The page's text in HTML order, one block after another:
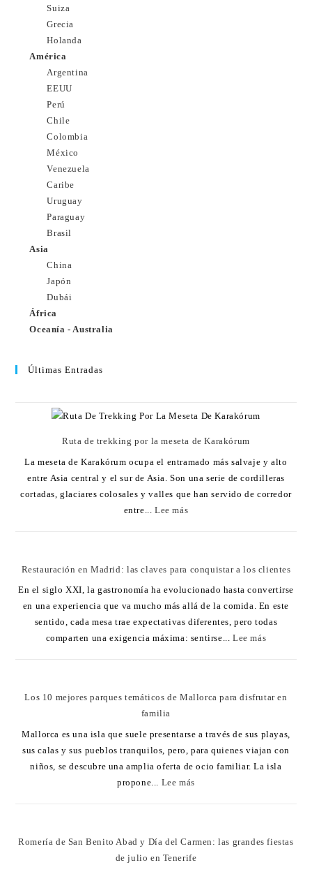
Suiza
Grecia
Holanda
América
Argentina
EEUU
Perú
Chile
Colombia
México
Venezuela
Caribe
Uruguay
Paraguay
Brasil
Asia
China
Japón
Dubái
África
Oceanía - Australia
Últimas Entradas
Ruta de trekking por la meseta de Karakórum
La meseta de Karakórum ocupa el entramado más salvaje y alto
entre Asia central y el sur de Asia. Son una serie de cordilleras
cortadas, glaciares colosales y valles que han servido de corredor
entre...Lee más
Restauración en Madrid: las claves para conquistar a los clientes
En el siglo XXI, la gastronomía ha evolucionado hasta convertirse
en una experiencia que va mucho más allá de la comida. En este
sentido, cada mesa trae expectativas diferentes, pero todas
comparten una exigencia máxima: sentirse...Lee más
Los 10 mejores parques temáticos de Mallorca para disfrutar en
familia
Mallorca es una isla que suele presentarse a través de sus playas,
sus calas y sus pueblos tranquilos, pero, para quienes viajan con
niños, se descubre una amplia oferta de ocio familiar. La isla
propone... Lee más
Romería de San Benito Abad y Día del Carmen: las grandes fiestas
de julio en Tenerife